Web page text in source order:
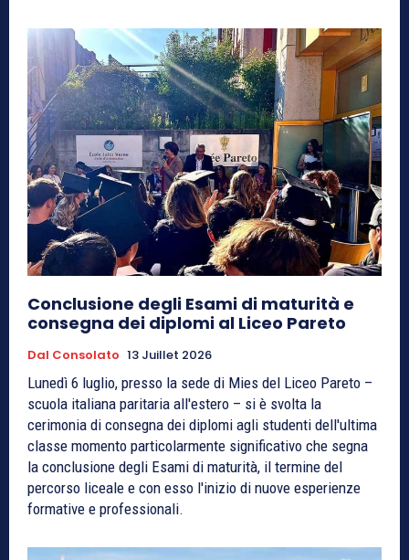
Conclusione degli Esami di maturità e
consegna dei diplomi al Liceo Pareto
Dal Consolato 13 Juillet 2026
Lunedì 6 luglio, presso la sede di Mies del Liceo Pareto –
scuola italiana paritaria all'estero – si è svolta la
cerimonia di consegna dei diplomi agli studenti dell'ultima
classe momento particolarmente significativo che segna
la conclusione degli Esami di maturità, il termine del
percorso liceale e con esso l'inizio di nuove esperienze
formative e professionali.